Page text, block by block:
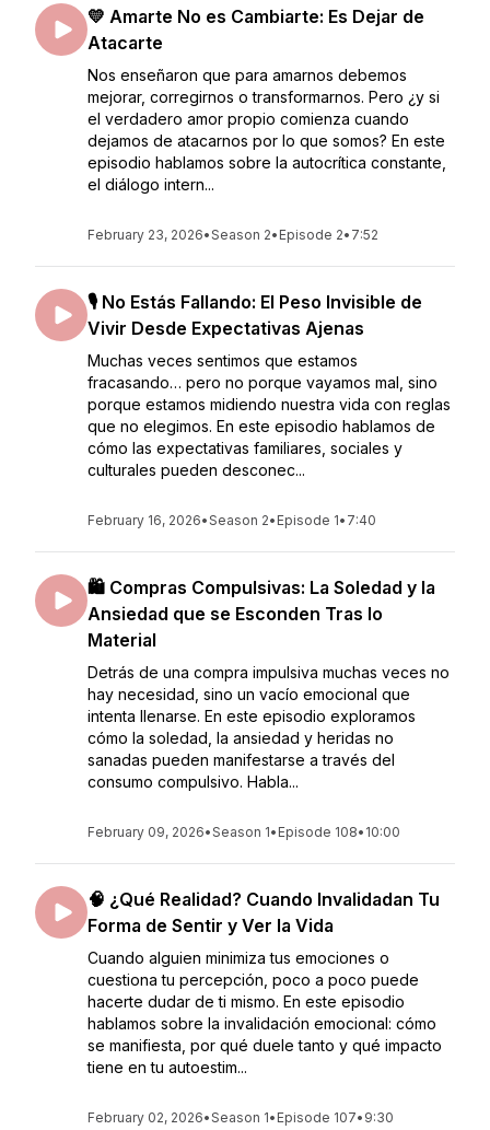
💛 Amarte No es Cambiarte: Es Dejar de
Atacarte
Nos enseñaron que para amarnos debemos
mejorar, corregirnos o transformarnos. Pero ¿y si
el verdadero amor propio comienza cuando
dejamos de atacarnos por lo que somos? En este
episodio hablamos sobre la autocrítica constante,
el diálogo intern...
February 23, 2026•Season 2• Episode 2• 7:52
🎙️ No Estás Fallando: El Peso Invisible de
Vivir Desde Expectativas Ajenas
Muchas veces sentimos que estamos
fracasando… pero no porque vayamos mal, sino
porque estamos midiendo nuestra vida con reglas
que no elegimos. En este episodio hablamos de
cómo las expectativas familiares, sociales y
culturales pueden desconec...
February 16, 2026•Season 2• Episode 1• 7:40
🛍️ Compras Compulsivas: La Soledad y la
Ansiedad que se Esconden Tras lo
Material
Detrás de una compra impulsiva muchas veces no
hay necesidad, sino un vacío emocional que
intenta llenarse. En este episodio exploramos
cómo la soledad, la ansiedad y heridas no
sanadas pueden manifestarse a través del
consumo compulsivo. Habla...
February 09, 2026•Season 1• Episode 108• 10:00
🧠 ¿Qué Realidad? Cuando Invalidadan Tu
Forma de Sentir y Ver la Vida
Cuando alguien minimiza tus emociones o
cuestiona tu percepción, poco a poco puede
hacerte dudar de ti mismo. En este episodio
hablamos sobre la invalidación emocional: cómo
se manifiesta, por qué duele tanto y qué impacto
tiene en tu autoestim...
February 02, 2026•Season 1• Episode 107• 9:30